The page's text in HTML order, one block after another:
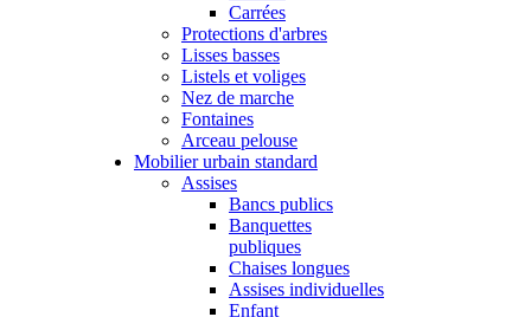
Carrées
Protections d'arbres
Lisses basses
Listels et voliges
Nez de marche
Fontaines
Arceau pelouse
Mobilier urbain standard
Assises
Bancs publics
Banquettes
publiques
Chaises longues
Assises individuelles
Enfant